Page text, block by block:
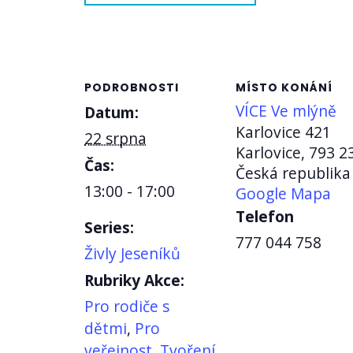
PODROBNOSTI
Datum:
22 srpna
Čas:
13:00 - 17:00
Series:
Živly Jeseníků
Rubriky Akce:
Pro rodiče s
dětmi, Pro
MÍSTO KONÁNÍ
VÍCE Ve mlýně
Karlovice 421
Karlovice, 793
Česká republika
Google Mapa
Telefon
777 044 758